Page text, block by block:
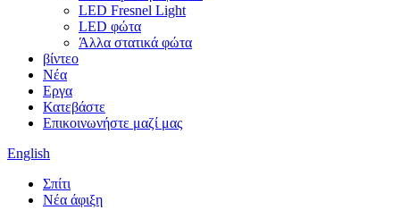
LED Fresnel Light
LED φώτα
Άλλα στατικά φώτα
βίντεο
Νέα
Εργα
Κατεβάστε
Επικοινωνήστε μαζί μας
English
Σπίτι
Νέα άφιξη